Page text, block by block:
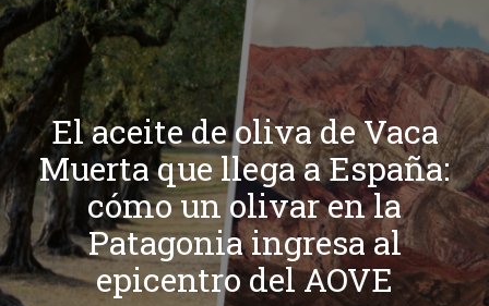
El aceite de oliva de Vaca
Muerta que llega a España:
cómo un olivar en la
Patagonia ingresa al
epicentro del AOVE